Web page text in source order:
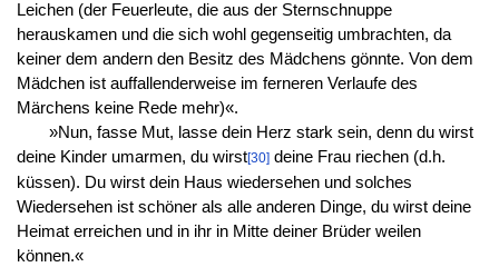
Leichen (der Feuerleute, die aus der Sternschnuppe
herauskamen und die sich wohl gegenseitig umbrachten, da
keiner dem andern den Besitz des Mädchens gönnte. Von dem
Mädchen ist auffallenderweise im ferneren Verlaufe des
Märchens keine Rede mehr)«.
»Nun, fasse Mut, lasse dein Herz stark sein, denn du wirst
deine Kinder umarmen, du wirst[30]deine Frau riechen (d.h.
küssen). Du wirst dein Haus wiedersehen und solches
Wiedersehen ist schöner als alle anderen Dinge, du wirst deine
Heimat erreichen und in ihr in Mitte deiner Brüder weilen
können.«